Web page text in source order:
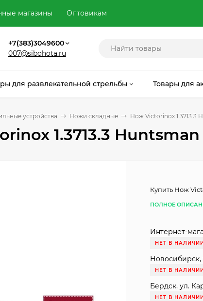
магазины Оптовикам
+7(383)3049600
007@sibohota.ru
для развлекательной стрельбы Товары для
устройства Ножи складные Нож Victorinox 1.3713.3
1.3713.3
Купить Нож
ПОЛНОЕ
Интернет-
НЕТ В
Новосибирск,
НЕТ В
Бердск, ул.
НЕТ В